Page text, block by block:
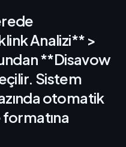
Analizi** >
**Disavow
Sistem
otomatik